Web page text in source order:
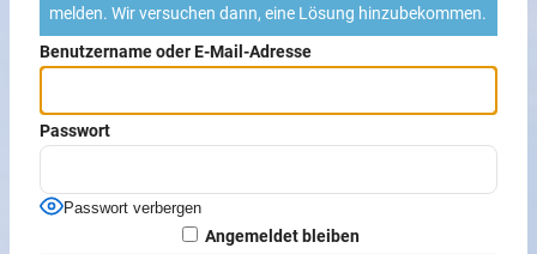
melden. Wir versuchen dann, eine Lösung hinzubekommen.
Benutzername oder E-Mail-Adresse
Passwort
Passwort verbergen
Angemeldet bleiben